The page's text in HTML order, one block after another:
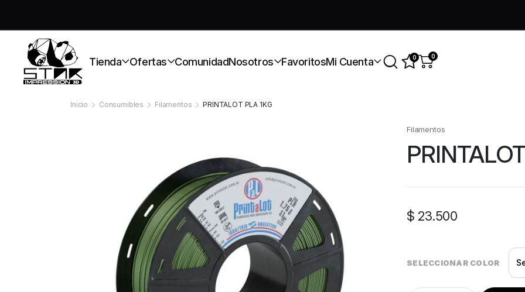
Tienda Ofertas ComunidadNosotros FavoritosMi Cuenta 0 0
Inicio Consumibles Filamentos PRINTALOT PLA 1KG
Filamentos
$ 23.500
SELECCIONAR COLOR